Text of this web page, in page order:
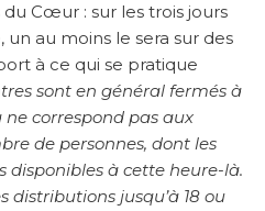
Cœur : sur les trois jours
un au moins le sera sur des
à ce qui se pratique
sont en général fermés à
ne correspond pas aux
de personnes, dont les
disponibles à cette heure-là.
distributions jusqu’à 18 ou